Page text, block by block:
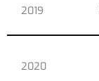
2019
2020